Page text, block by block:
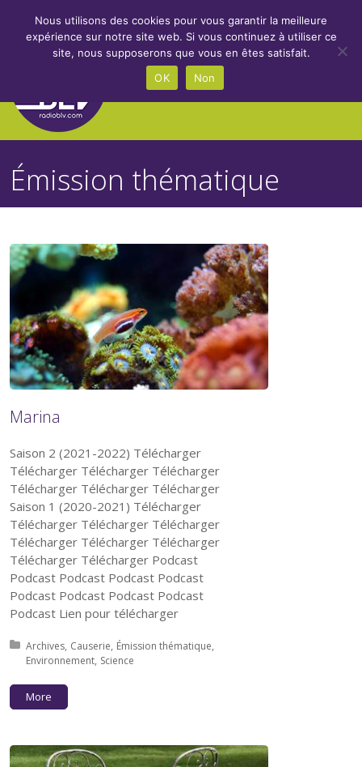
Émission thématique
Marina
Saison 2 (2021-2022) Télécharger
Télécharger Télécharger Télécharger
Télécharger Télécharger Télécharger
Saison 1 (2020-2021) Télécharger
Télécharger Télécharger Télécharger
Télécharger Télécharger Télécharger
Télécharger Télécharger Podcast
Podcast Podcast Podcast Podcast
Podcast Podcast Podcast Podcast
Podcast Lien pour télécharger
Posted in:
Archives Causerie Émission thématique
Environnement Science
More
Nous utilisons des cookies pour vous garantir la meilleure
expérience sur notre site web. Si vous continuez à utiliser ce
site, nous supposerons que vous en êtes satisfait.
OK
Non